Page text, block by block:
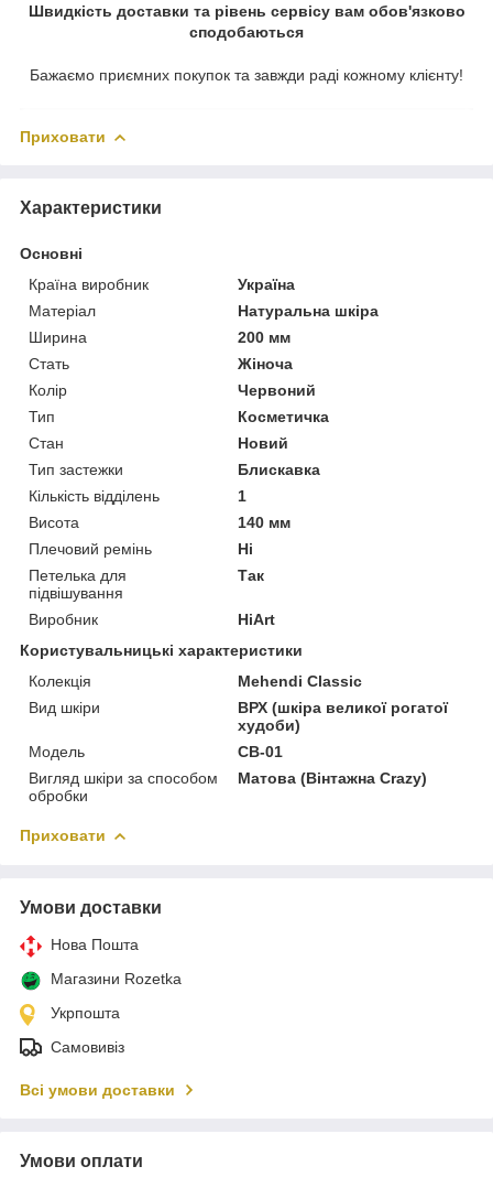
Швидкість доставки та рівень сервісу вам обов'язково
сподобаються
Бажаємо приємних покупок та завжди раді кожному клієнту!
Приховати
Характеристики
Основні
Країна виробник
Україна
Матеріал
Натуральна шкіра
Ширина
200 мм
Стать
Жіноча
Колір
Червоний
Тип
Косметичка
Стан
Новий
Тип застежки
Блискавка
Кількість відділень
1
Висота
140 мм
Плечовий ремінь
Ні
Петелька для
підвішування
Так
Виробник
HiArt
Користувальницькі характеристики
Колекція
Mehendi Classic
Вид шкіри
ВРХ (шкіра великої рогатої
худоби)
Модель
CB-01
Вигляд шкіри за способом
обробки
Матова (Вінтажна Crazy)
Приховати
Умови доставки
Нова Пошта
Магазини Rozetka
Укрпошта
Самовивіз
Всі умови доставки
Умови оплати